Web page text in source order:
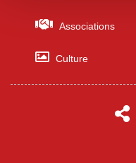
Associations
Culture